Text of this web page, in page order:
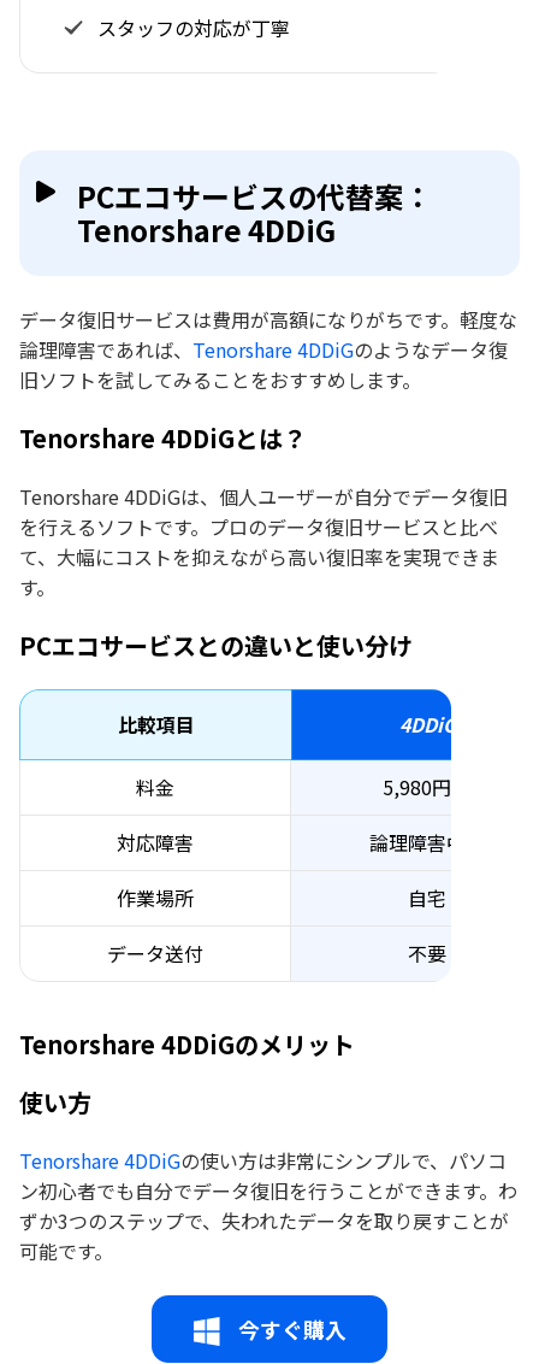
スタッフの対応が丁寧
PCエコサービスの代替案：
Tenorshare 4DDiG
データ復旧サービスは費用が高額になりがちです。軽度な
論理障害であれば、 Tenorshare 4DDiGのようなデータ復
旧ソフトを試してみることをおすすめします。
Tenorshare 4DDiGとは？
Tenorshare 4DDiGは、個人ユーザーが自分でデータ復旧
を行えるソフトです。プロのデータ復旧サービスと比べ
て、大幅にコストを抑えながら高い復旧率を実現できま
す。
PCエコサービスとの違いと使い分け
比較項目 4DDiG
料金
5,980円〜
対応障害
論理障害中心
作業場所
自宅
データ送付
不要
Tenorshare 4DDiGのメリット
使い方
Tenorshare 4DDiGの使い方は非常にシンプルで、パソコ
ン初心者でも自分でデータ復旧を行うことができます。わ
ずか3つのステップで、失われたデータを取り戻すことが
可能です。
今すぐ購入